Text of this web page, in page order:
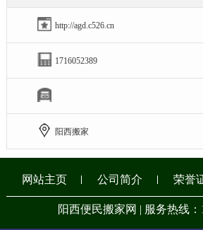
http://agd.c526.cn
1716052389
阳西搬家
网站主页 公司简介 荣誉
阳西便民搬家网 | 服务热线：